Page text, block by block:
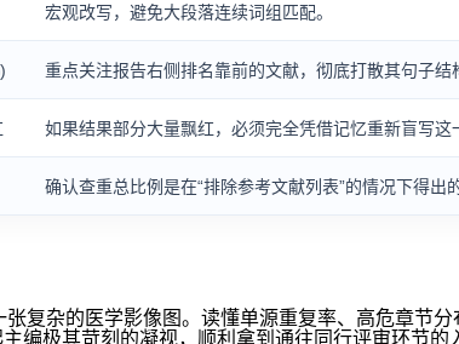
宏观改写，避免大段落连续词组匹配。
重点关注报告右侧排名靠前的文献，彻底打散其句子结
如果结果部分大量飘红，必须完全凭借记忆重新盲写这
确认查重总比例是在“排除参考文献列表”的情况下得出
复杂的医学影像图。读懂单源重复率、高危章节
编极其苛刻的凝视，顺利拿到通往同行评审环节的